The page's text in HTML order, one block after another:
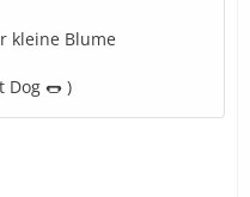
kleine Blume
Dog 🌭 )